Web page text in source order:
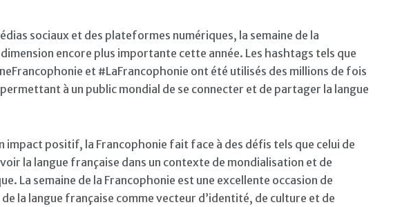
sociaux et des plateformes numériques, la semaine de la
encore plus importante cette année. Les hashtags tels que
et #LaFrancophonie ont été utilisés des millions de fois
à un public mondial de se connecter et de partager la langue
impact positif, la Francophonie fait face à des défis tels que celui de
la langue française dans un contexte de mondialisation et de
La semaine de la Francophonie est une excellente occasion de
la langue française comme vecteur d’identité, de culture et de